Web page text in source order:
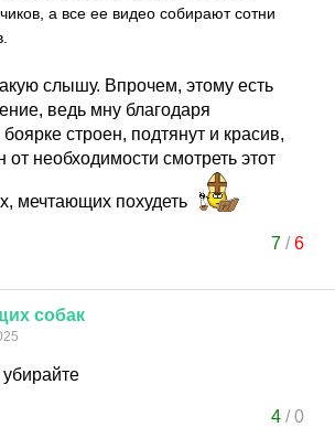
а все ее видео собирают сотни
слышу. Впрочем, этому есть
ведь мну благодаря
строен, подтянут и красив,
от необходимости смотреть этот
мечтающих похудеть
7/6
собак
4/0